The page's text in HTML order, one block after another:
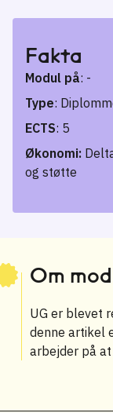
Fakta
Modul på: -
Type:
ECTS: 5
Økonomi:
og støtte
Om
UG er blevet
denne artikel
arbejder på